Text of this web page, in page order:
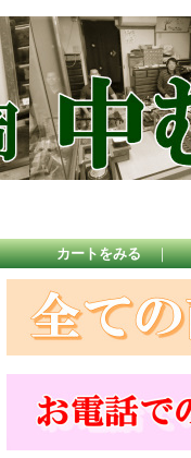
カートをみる ｜